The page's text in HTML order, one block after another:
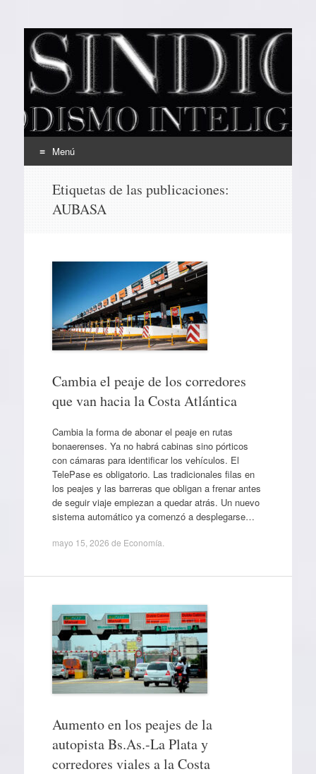
EL SINDICAL
Periodismo Inteligente
Menú
contenido
Etiquetas de las publicaciones:
AUBASA
Cambia el peaje de los corredores
que van hacia la Costa Atlántica
Cambia la forma de abonar el peaje en rutas
bonaerenses. Ya no habrá cabinas sino pórticos
con cámaras para identificar los vehículos. El
TelePase es obligatorio. Las tradicionales filas en
los peajes y las barreras que obligan a frenar antes
de seguir viaje empiezan a quedar atrás. Un nuevo
sistema automático ya comenzó a desplegarse…
mayo 15, 2026 de Economía
Aumento en los peajes de la
autopista Bs.As.-La Plata y
corredores viales a la Costa